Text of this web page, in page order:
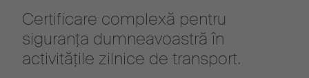
Certificare complexă pentru
siguranţa dumneavoastră în
activităţile zilnice de transport.